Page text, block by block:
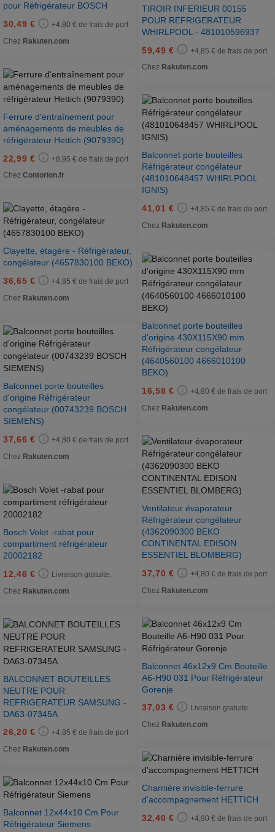
pour Réfrigérateur BOSCH
30,49 €
+4,80 € de frais de port
Chez Rakuten.com
Ferrure d'entraînement pour
aménagements de meubles de
réfrigérateur Hettich (9079390)
22,99 €
+8,95 € de frais de port
Chez Contorion.fr
Clayette, étagère - Réfrigérateur,
congélateur (4657830100 BEKO)
36,65 €
+4,85 € de frais de port
Chez Rakuten.com
Balconnet porte bouteilles
d'origine Réfrigérateur
congélateur (00743239 BOSCH
SIEMENS)
37,66 €
+4,80 € de frais de port
Chez Rakuten.com
Bosch Volet -rabat pour
compartiment réfrigérateur
20002182
12,46 €
Livraison gratuite.
Chez Rakuten.com
BALCONNET BOUTEILLES
NEUTRE POUR
REFRIGERATEUR SAMSUNG -
DA63-07345A
26,20 €
+4,85 € de frais de port
Chez Rakuten.com
Balconnet 12x44x10 Cm Pour
Réfrigérateur Siemens
TIROIR INFERIEUR 00155
POUR REFRIGERATEUR
WHIRLPOOL - 481010596937
59,49 €
+4,85 € de frais de port
Chez Rakuten.com
Balconnet porte bouteilles
Réfrigérateur congélateur
(481010648457 WHIRLPOOL
IGNIS)
41,01 €
+4,85 € de frais de port
Chez Rakuten.com
Balconnet porte bouteilles
d'origine 430X115X90 mm
Réfrigérateur congélateur
(4640560100 4666010100
BEKO)
16,58 €
+4,80 € de frais de port
Chez Rakuten.com
Ventilateur évaporateur
Réfrigérateur congélateur
(4362090300 BEKO
CONTINENTAL EDISON
ESSENTIEL BLOMBERG)
37,70 €
+4,80 € de frais de port
Chez Rakuten.com
Balconnet 46x12x9 Cm Bouteille
A6-H90 031 Pour Réfrigérateur
Gorenje
37,03 €
Livraison gratuite.
Chez Rakuten.com
Charnière invisible-ferrure
d'accompagnement HETTICH
32,40 €
+4,90 € de frais de port